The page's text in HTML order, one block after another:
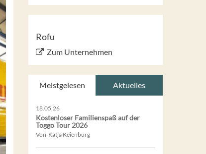
Rofu
Zum Unternehmen
Meistgelesen Aktuelles
18.05.26
Kostenloser Familienspaß auf der
Toggo Tour 2026
Von Katja Keienburg